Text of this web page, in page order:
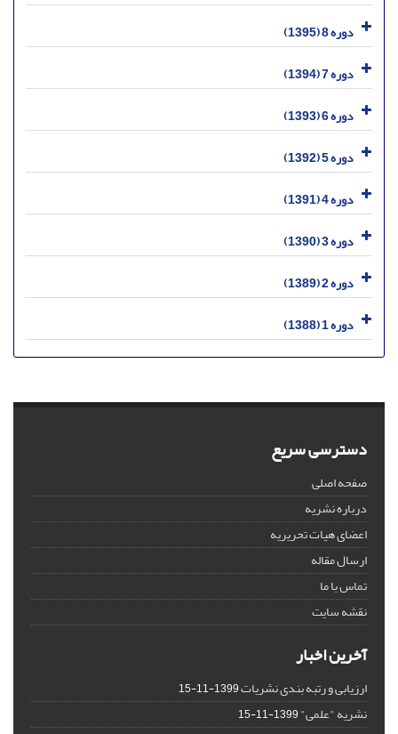
دوره 8 (1395)
دوره 7 (1394)
دوره 6 (1393)
دوره 5 (1392)
دوره 4 (1391)
دوره 3 (1390)
دوره 2 (1389)
دوره 1 (1388)
دسترسی سریع
صفحه اصلی
درباره نشریه
اعضای هیات تحریریه
ارسال مقاله
تماس با ما
نقشه سایت
آخرین اخبار
ارزیابی و رتبه بندی نشریات1399-11-15
نشریه "علمی"1399-11-15